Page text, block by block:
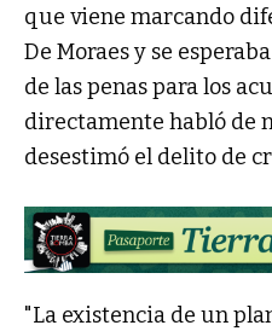
que viene marcando
De Moraes y se
de las penas para los
directamente habló de
desestimó el delito de
"La existencia de un